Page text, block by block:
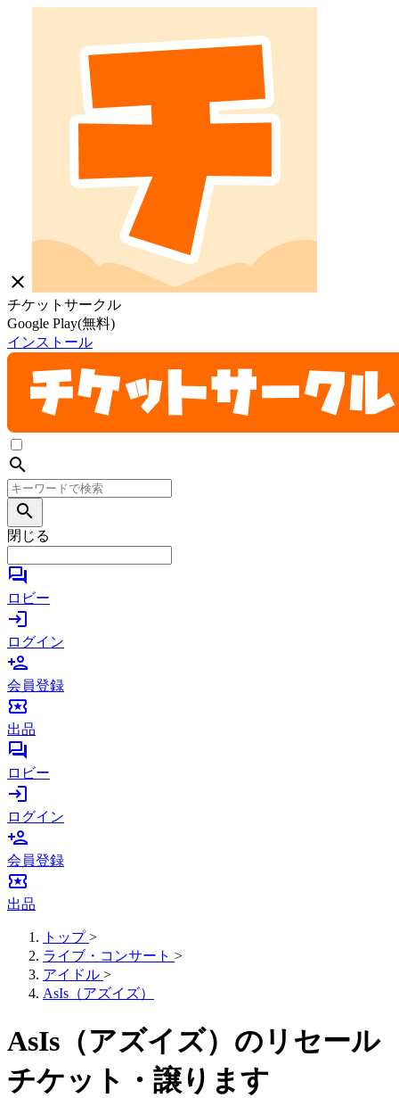
close
チケットサークル
Google Play(無料)
インストール
search
search
閉じる
forum
ロビー
login
ログイン
person_add
会員登録
local_activity
出品
forum
ロビー
login
ログイン
person_add
会員登録
local_activity
出品
トップ >
ライブ・コンサート >
アイドル >
AsIs（アズイズ）
AsIs（アズイズ）のリセール
チケット・譲ります